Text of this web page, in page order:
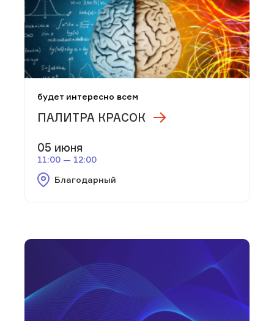
будет интересно всем
ПАЛИТРА КРАСОК
05 июня
11:00 — 12:00
Благодарный